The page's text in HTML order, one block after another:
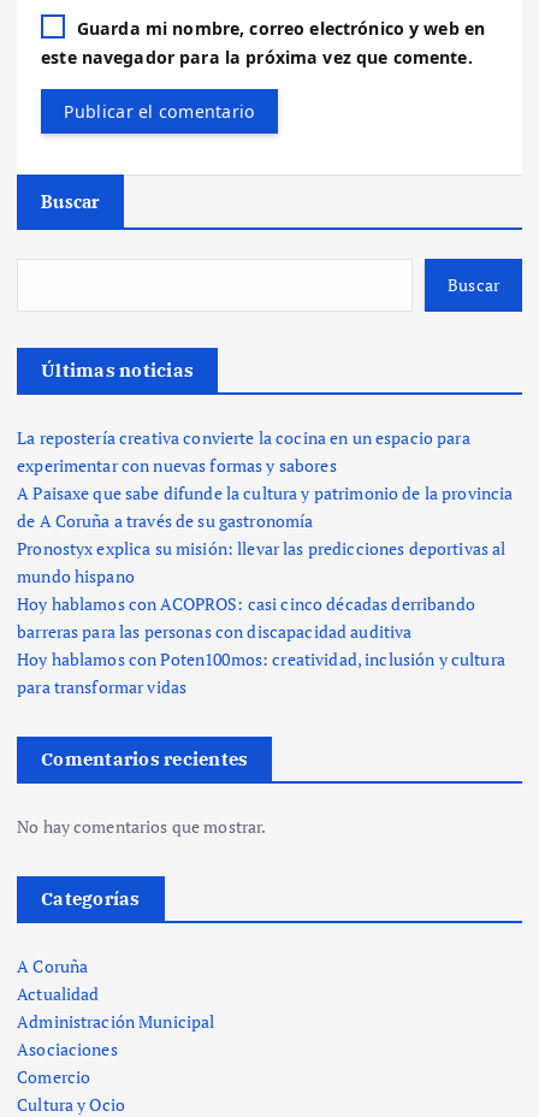
Guarda mi nombre, correo electrónico y web en
este navegador para la próxima vez que comente.
Buscar
Buscar
Últimas noticias
La repostería creativa convierte la cocina en un espacio para
experimentar con nuevas formas y sabores
A Paisaxe que sabe difunde la cultura y patrimonio de la provincia
de A Coruña a través de su gastronomía
Pronostyx explica su misión: llevar las predicciones deportivas al
mundo hispano
Hoy hablamos con ACOPROS: casi cinco décadas derribando
barreras para las personas con discapacidad auditiva
Hoy hablamos con Poten100mos: creatividad, inclusión y cultura
para transformar vidas
Comentarios recientes
No hay comentarios que mostrar.
Categorías
A Coruña
Actualidad
Administración Municipal
Asociaciones
Comercio
Cultura y Ocio